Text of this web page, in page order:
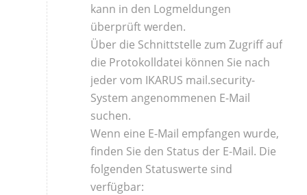
kann in den Logmeldungen
überprüft werden.
Über die Schnittstelle zum Zugriff auf
die Protokolldatei können Sie nach
jeder vom IKARUS mail.security-
System angenommenen E-Mail
suchen.
Wenn eine E-Mail empfangen wurde,
finden Sie den Status der E-Mail. Die
folgenden Statuswerte sind
verfügbar: